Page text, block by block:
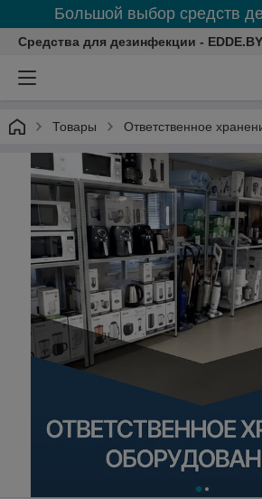
Большой выбор средств
Средства для дезинфекции - EDDE.BY
Товары Ответственное